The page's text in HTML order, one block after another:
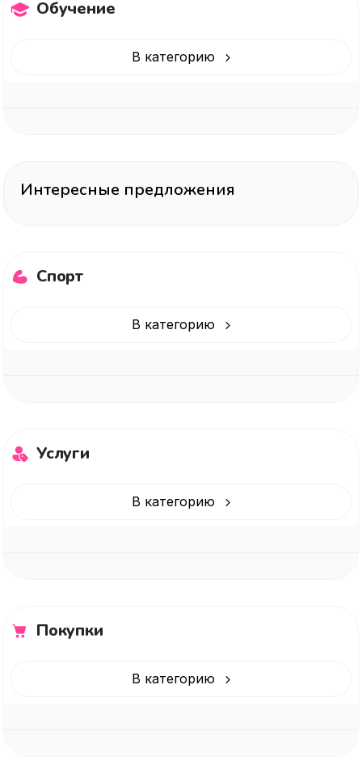
Обучение
В категорию
Интересные предложения
Спорт
В категорию
Услуги
В категорию
Покупки
В категорию